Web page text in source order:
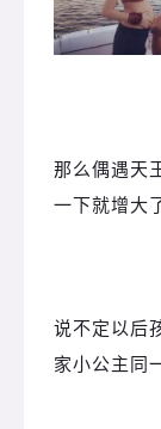
那么偶遇天
一下就增大
说不定以后
家小公主同